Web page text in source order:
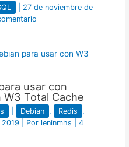
27 de noviembre de
usar con
Total Cache
Debian , Redis
,
| Por leninmhs
4